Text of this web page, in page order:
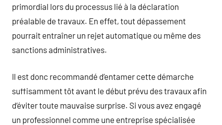
primordial lors du processus lié à la déclaration
préalable de travaux. En effet, tout dépassement
pourrait entraîner un rejet automatique ou même des
sanctions administratives.
Il est donc recommandé d’entamer cette démarche
suffisamment tôt avant le début prévu des travaux afin
d’éviter toute mauvaise surprise. Si vous avez engagé
un professionnel comme une entreprise spécialisée